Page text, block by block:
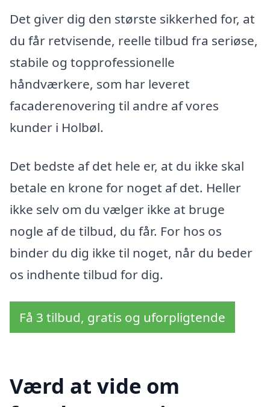
Det giver dig den største sikkerhed for, at
du får retvisende, reelle tilbud fra seriøse,
stabile og topprofessionelle
håndværkere, som har leveret
facaderenovering til andre af vores
kunder i Holbøl.
Det bedste af det hele er, at du ikke skal
betale en krone for noget af det. Heller
ikke selv om du vælger ikke at bruge
nogle af de tilbud, du får. For hos os
binder du dig ikke til noget, når du beder
os indhente tilbud for dig.
Få 3 tilbud, gratis og uforpligtende
Værd at vide om